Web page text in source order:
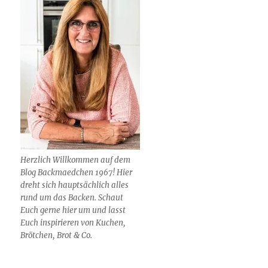
Herzlich Willkommen auf dem
Blog Backmaedchen 1967! Hier
dreht sich hauptsächlich alles
rund um das Backen. Schaut
Euch gerne hier um und lasst
Euch inspirieren von Kuchen,
Brötchen, Brot & Co.